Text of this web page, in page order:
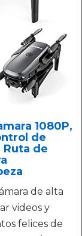
1080P,
de
Ruta de
de alta
videos y
felices de